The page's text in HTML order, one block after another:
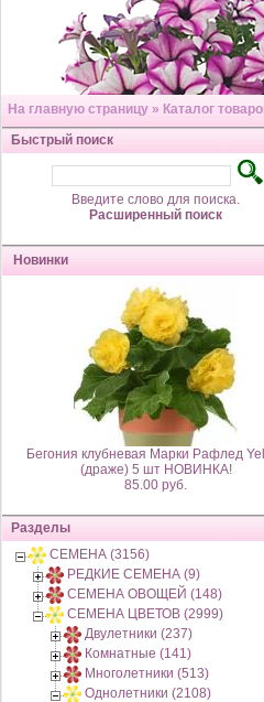
На главную страницу » Каталог
Быстрый поиск
Введите слово для поиска.
Расширенный поиск
Новинки
Бегония клубневая Марки Рафлед
(драже) 5 шт НОВИНКА!
85.00 руб.
Разделы
СЕМЕНА (3156)
РЕДКИЕ СЕМЕНА (9)
СЕМЕНА ОВОЩЕЙ (148)
СЕМЕНА ЦВЕТОВ (2999)
Двулетники (237)
Комнатные (141)
Многолетники (513)
Однолетники (2108)